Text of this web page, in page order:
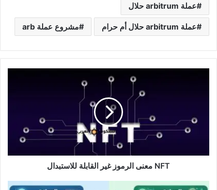
عملة arbitrum حلال
عملة arbitrum حلال أم حرام مشروع عملة arb
للاستبدال
NFT معنى الرموز غير القابلة للاستبدال
الفرق